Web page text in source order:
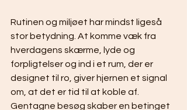
Rutinen og miljøet har mindst ligeså
stor betydning. At komme væk fra
hverdagens skærme, lyde og
forpligtelser og ind i et rum, der er
designet til ro, giver hjernen et signal
om, at det er tid til at koble af.
Gentagne besøg skaber en betinget